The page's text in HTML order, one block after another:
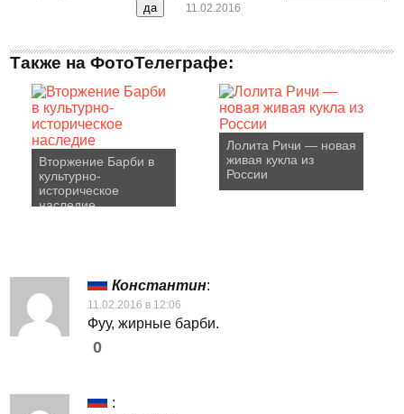
11.02.2016
Также на ФотоТелеграфе:
Вторжение Барби в
культурно-
историческое
наследие
Лолита Ричи — новая
живая кукла из
России
Константин:
11.02.2016 в 12:06
Фуу, жирные барби.
0
: